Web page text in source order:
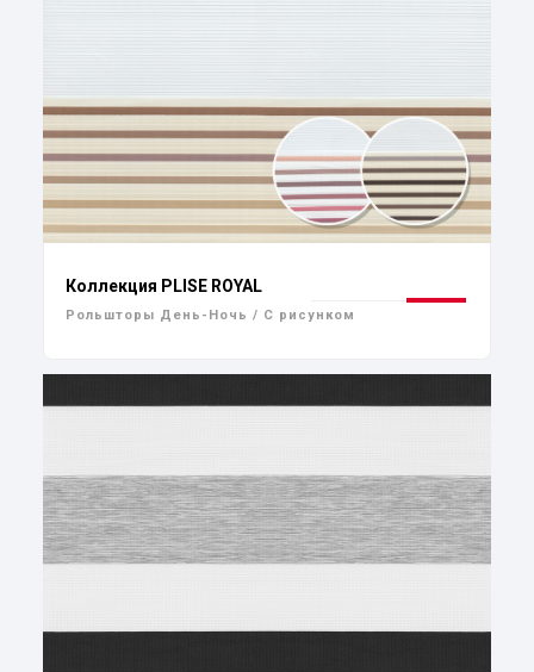
Коллекция PLISE ROYAL
Рольшторы День-Ночь / С рисунком